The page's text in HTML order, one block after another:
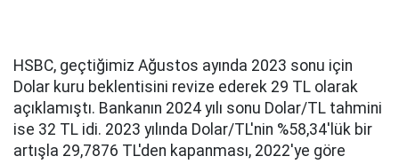
HSBC, geçtiğimiz Ağustos ayında 2023 sonu için
Dolar kuru beklentisini revize ederek 29 TL olarak
açıklamıştı. Bankanın 2024 yılı sonu Dolar/TL tahmini
ise 32 TL idi. 2023 yılında Dolar/TL'nin %58,34'lük bir
artışla 29,7876 TL'den kapanması, 2022'ye göre